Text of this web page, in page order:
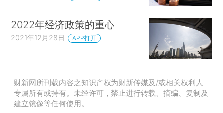
2022年经济政策的重心
2021年12月28日 APP打开
财新网所刊载内容之知识产权为财新传媒及/或相关权利人
专属所有或持有。未经许可，禁止进行转载、摘编、复制及
建立镜像等任何使用。